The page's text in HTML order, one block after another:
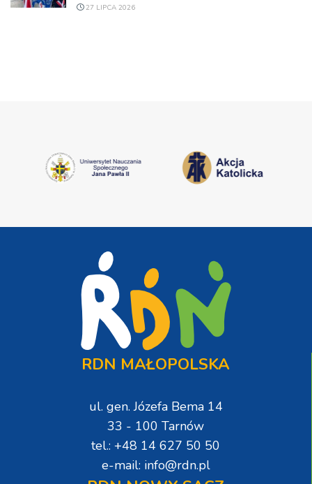
27 LIPCA 2026
RDN MAŁOPOLSKA
ul. gen. Józefa Bema 14
33 - 100 Tarnów
tel.: +48 14 627 50 50
e-mail: info@rdn.pl